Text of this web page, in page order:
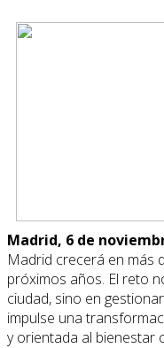
Madrid, 6 de
Madrid crecerá en más
próximos años. El reto
ciudad, sino en
impulse una
y orientada al bienestar